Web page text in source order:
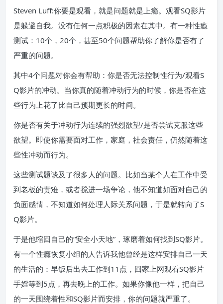
Steven Luff:你要是观看，就是问题就是上瘾。观看SQ影片
是躲避自我。没有任何一点积极的因素在其中。有一种性瘾
测试：10个，20个，甚至50个问题帮助你了解你是否有了
严重的问题。
其中4个问题对你会有帮助：你是否无法控制性行为/观看S
Q影片的冲动。当你真的随着冲动行为的时候，你是否在这
些行为上花了比自己预期更长的时间。
你是否有关于冲动行为连续的强烈欲望/是否尝试克服这些
欲望。即使你需要面对工作，家庭，社会责任，仍然随着这
些性冲动而行为。
这些测试题谈及了很多人的问题。比如当某个人在工作中受
到老板的责难，或者搅进一场争论，他不知道如面对自己的
负面感情，不知道如何处理人际关系问题，于是就转向了S
Q影片。
于是他缩回自己的“安全小天地”，琢磨着如何找到SQ影片。
有一个性瘾恢复小组的人告诉我他曾经是这样安排自己一天
的生活的：早饭后出去工作到11点，回家上网观看SQ影片
手婬等到5点，再去晚上的工作。如果你像他一样，把自己
的一天围绕着性和SQ影片而安排，你的问题就严重了。